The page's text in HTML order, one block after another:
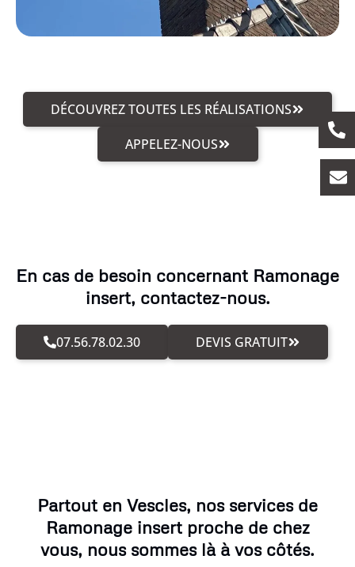
DÉCOUVREZ TOUTES LES RÉALISATIONS
APPELEZ-NOUS
En cas de besoin concernant Ramonage
insert, contactez-nous.
07.56.78.02.30 DEVIS GRATUIT
Partout en Vescles, nos services de
Ramonage insert proche de chez
vous, nous sommes là à vos côtés.